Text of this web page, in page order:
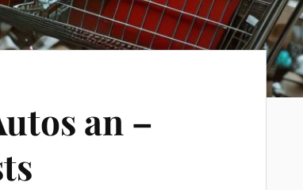
an –